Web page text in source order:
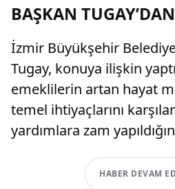
BAŞKAN
İzmir Büyükşehir
Tugay, konuya ilişkin
emeklilerin artan hayat
temel ihtiyaçlarını
yardımlara zam
HABER DEVAM